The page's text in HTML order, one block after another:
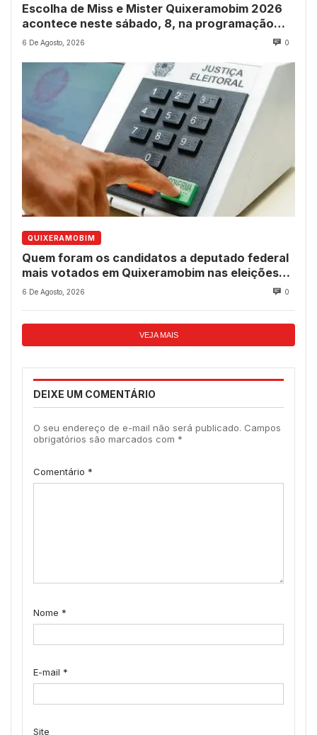
Escolha de Miss e Mister Quixeramobim 2026
acontece neste sábado, 8, na programação
dos 237 anos do município
6 De Agosto, 2026 0
QUIXERAMOBIM
Quem foram os candidatos a deputado federal
mais votados em Quixeramobim nas eleições
de 2022?
6 De Agosto, 2026 0
VEJA MAIS
DEIXE UM COMENTÁRIO
O seu endereço de e-mail não será publicado. Campos
obrigatórios são marcados com *
Comentário *
Nome *
E-mail *
Site